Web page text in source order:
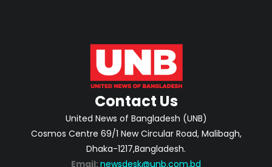
Contact Us
United News of Bangladesh (UNB)
Cosmos Centre 69/1 New Circular Road, Malibagh,
Dhaka-1217,Bangladesh.
Email: newsdesk@unb.com.bd